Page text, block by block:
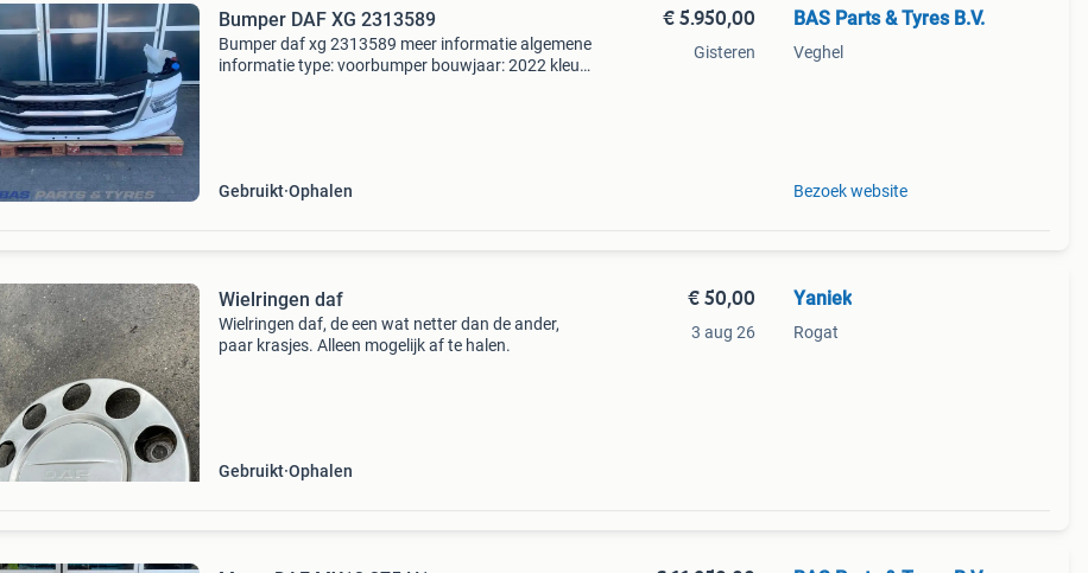
Bumper DAF XG 2313589
Bumper daf xg 2313589 meer informatie algemene
informatie type: voorbumper bouwjaar: 2022 kleur:
Gebruikt Ophalen
€ 5.950,00
Gisteren
BAS Parts & Tyres B.V.
Veghel
Bezoek website
Wielringen daf
Wielringen daf, de een wat netter dan de ander,
paar krasjes. Alleen mogelijk af te halen.
Gebruikt Ophalen
€ 50,00
3 aug 26
Yaniek
Rogat